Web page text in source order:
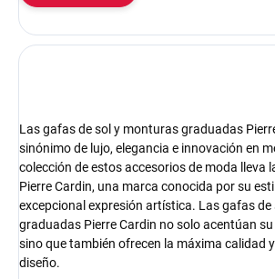
Las gafas de sol y monturas graduadas
sinónimo de lujo, elegancia e innovación en
colección de estos accesorios de moda lleva
Pierre Cardin, una marca conocida por su
excepcional expresión artística. Las gafas
graduadas Pierre Cardin no solo acentúan
sino que también ofrecen la máxima calidad
diseño.